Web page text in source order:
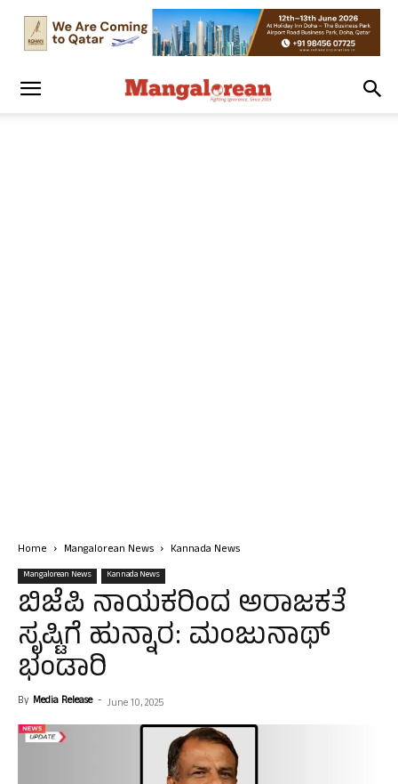
Home Mangalorean News Kannada News
Mangalorean News Kannada News
ಬಿಜೆಪಿ ನಾಯಕರಿಂದ ಅರಾಜಕತೆ
ಸೃಷ್ಟಿಗೆ ಹುನ್ನಾರ: ಮಂಜುನಾಥ್
ಭಂಡಾರಿ
By Media Release - June 10, 2025